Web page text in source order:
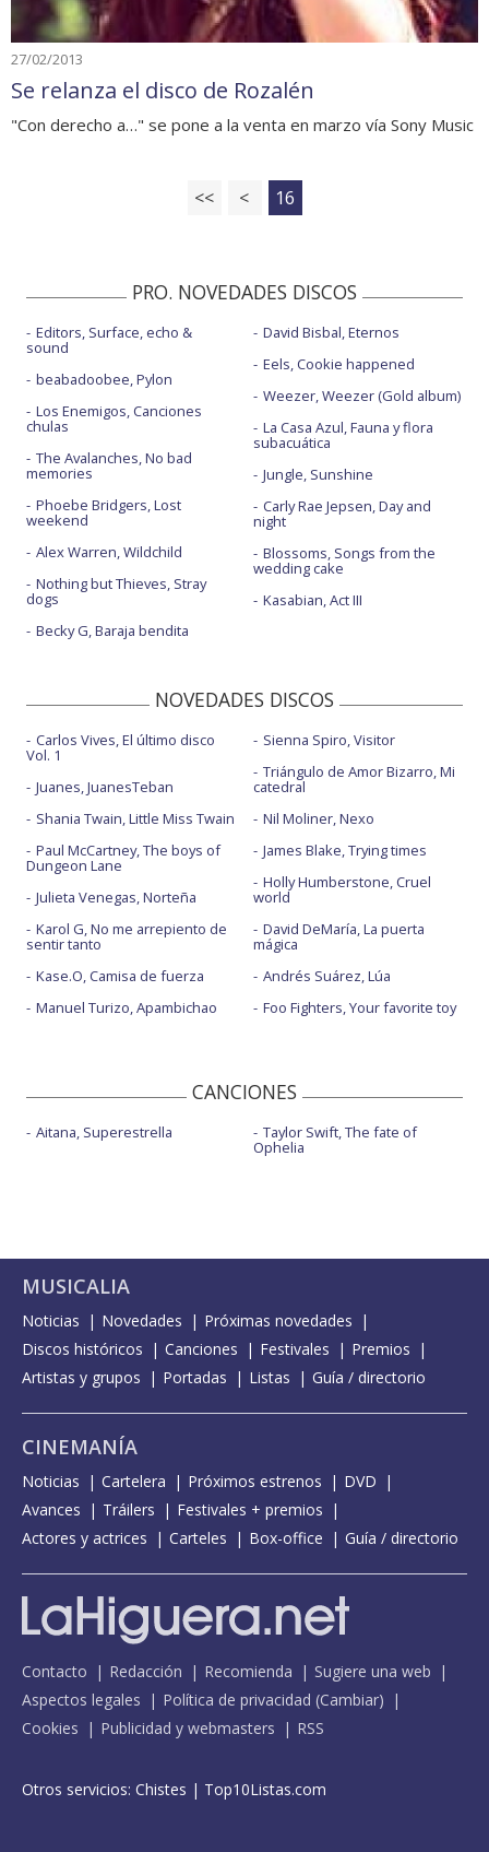
27/02/2013
Se relanza el disco de Rozalén
"Con derecho a…" se pone a la venta en marzo vía Sony Music
<< < 16
PRO. NOVEDADES DISCOS
Editors, Surface, echo &
sound
beabadoobee, Pylon
Los Enemigos, Canciones
chulas
The Avalanches, No bad
memories
Phoebe Bridgers, Lost
weekend
Alex Warren, Wildchild
Nothing but Thieves, Stray
dogs
Becky G, Baraja bendita
David Bisbal, Eternos
Eels, Cookie happened
Weezer, Weezer (Gold album)
La Casa Azul, Fauna y flora
subacuática
Jungle, Sunshine
Carly Rae Jepsen, Day and
night
Blossoms, Songs from the
wedding cake
Kasabian, Act III
NOVEDADES DISCOS
Carlos Vives, El último disco
Vol. 1
Juanes, JuanesTeban
Shania Twain, Little Miss Twain
Paul McCartney, The boys of
Dungeon Lane
Julieta Venegas, Norteña
Karol G, No me arrepiento de
sentir tanto
Kase.O, Camisa de fuerza
Manuel Turizo, Apambichao
Sienna Spiro, Visitor
Triángulo de Amor Bizarro, Mi
catedral
Nil Moliner, Nexo
James Blake, Trying times
Holly Humberstone, Cruel
world
David DeMaría, La puerta
mágica
Andrés Suárez, Lúa
Foo Fighters, Your favorite toy
CANCIONES
Aitana, Superestrella Taylor Swift, The fate of
Ophelia
MUSICALIA
Noticias Novedades
Próximas novedades
Discos históricos
Canciones Festivales
Premios
Artistas y grupos
Portadas Listas Guía / directorio
CINEMANÍA
Noticias Cartelera Próximos estrenos
DVD
Avances
Tráilers
Festivales + premios
Actores y actrices
Carteles Box-office Guía / directorio
Contacto Redacción Recomienda
Sugiere una web
Aspectos legales
Política de privacidad (Cambiar)
Cookies
Publicidad y webmasters RSS
Otros servicios: Chistes | Top10Listas.com